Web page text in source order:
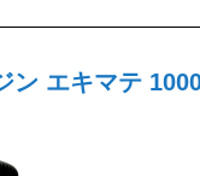
ン エキマテ